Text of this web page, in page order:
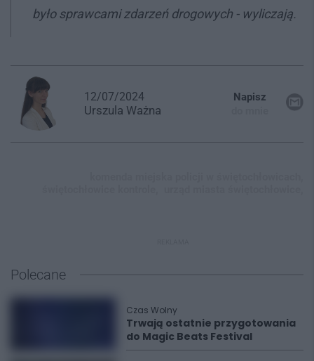
było sprawcami zdarzeń drogowych - wyliczają.
12/07/2024
Urszula Ważna
Napisz
Polecane
Czas Wolny
Trwają ostatnie przygotowania
do Magic Beats Festival